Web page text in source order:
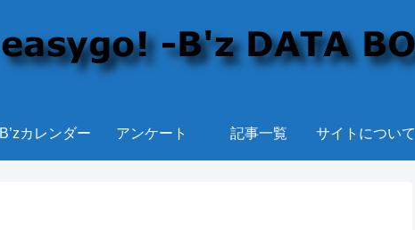
B’zカレンダー アンケート 記事一覧 サイトについて